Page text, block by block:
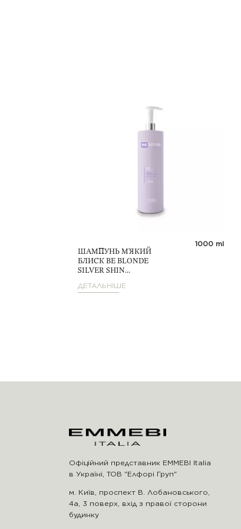
ШАМПУНЬ М'ЯКИЙ
БЛИСК BE BLONDE
SILVER SHIN...
1000 ml
ДЕТАЛЬНІШЕ
Офіційний представник EMMEBI Italia
в Україні, ТОВ "Елфорі Груп"
м. Київ, проспект В. Лобановського,
4а, 3 поверх, вхід з правої сторони
будинку